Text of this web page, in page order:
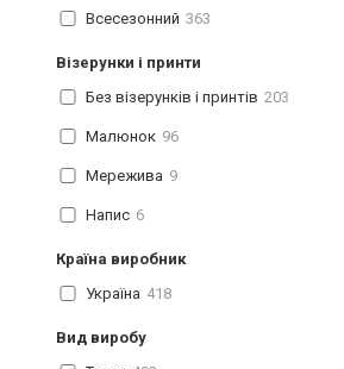
Всесезонний 363
Візерунки і принти
Без візерунків і принтів 203
Малюнок 96
Мережива 9
Напис 6
Країна виробник
Україна 418
Вид виробу